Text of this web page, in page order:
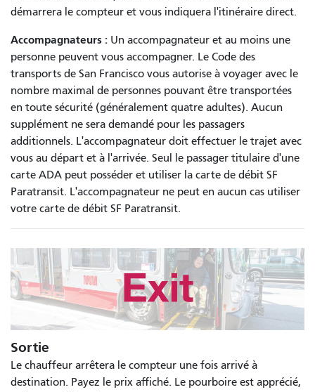
démarrera le compteur et vous indiquera l'itinéraire direct.
Accompagnateurs : Un accompagnateur et au moins une
personne peuvent vous accompagner. Le Code des
transports de San Francisco vous autorise à voyager avec le
nombre maximal de personnes pouvant être transportées
en toute sécurité (généralement quatre adultes). Aucun
supplément ne sera demandé pour les passagers
additionnels. L'accompagnateur doit effectuer le trajet avec
vous au départ et à l'arrivée. Seul le passager titulaire d'une
carte ADA peut posséder et utiliser la carte de débit SF
Paratransit. L'accompagnateur ne peut en aucun cas utiliser
votre carte de débit SF Paratransit.
Sortie
Le chauffeur arrêtera le compteur une fois arrivé à
destination. Payez le prix affiché. Le pourboire est apprécié,